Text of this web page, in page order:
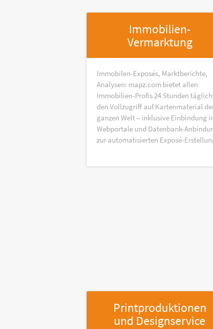
Immobilien-
Vermarktung
Immobilen-Exposés, Marktberichte,
Analysen: mapz.com bietet allen
Immobilien-Profis 24 Stunden täglich
den Vollzugriff auf Kartenmaterial
ganzen Welt – inklusive Einbindung
Webportale und Datenbank-
zur automatisierten Exposé-
Printproduktionen
und Designservice